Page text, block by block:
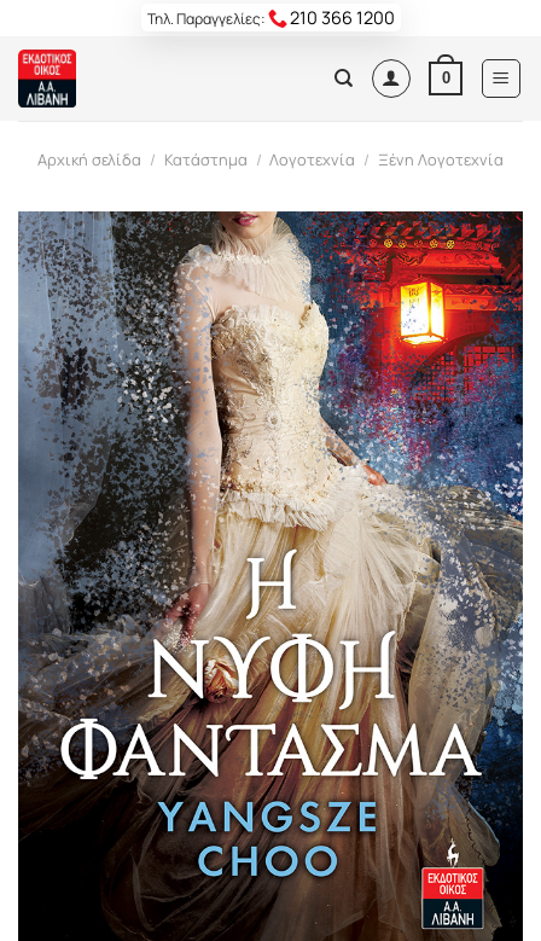
content
Τηλ. Παραγγελίες: 210 366 1200
0
Αρχική σελίδα / Κατάστημα / Λογοτεχνία / Ξένη Λογοτεχνία